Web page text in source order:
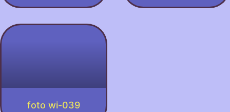
foto wi-039